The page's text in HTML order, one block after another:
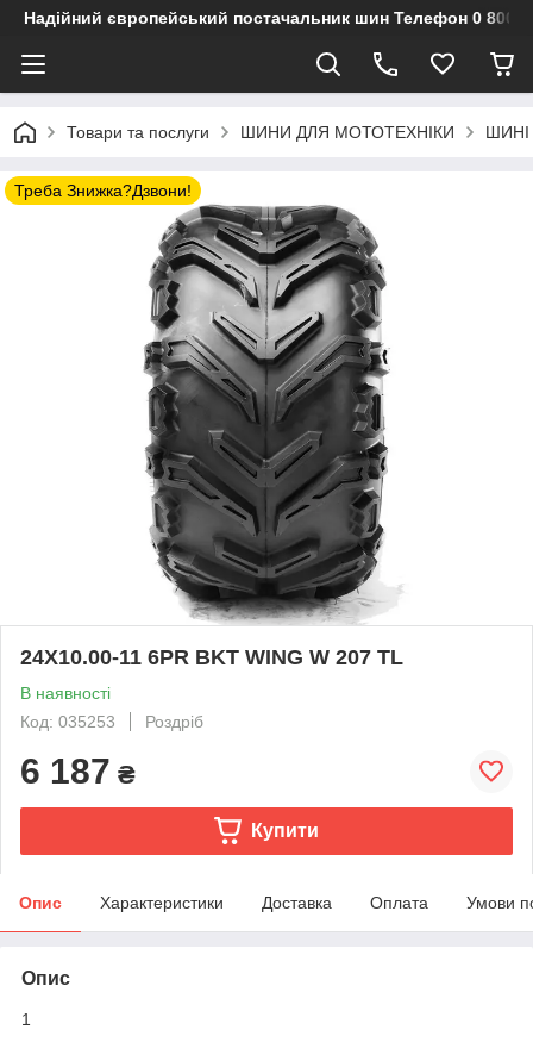
Надійний європейський постачальник шин Телефон 0 800
Товари та послуги ШИНИ ДЛЯ МОТОТЕХНІКИ ШИНІ
Треба Знижка?Дзвони!
24X10.00-11 6PR BKT WING W 207 TL
В наявності
Код: 035253
Роздріб
6 187 ₴
Купити
Опис Характеристики Доставка Оплата Умови
Опис
1